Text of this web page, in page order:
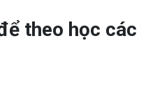
theo học các